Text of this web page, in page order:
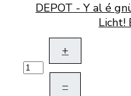
DEPOT - Y al é
Licht!
+
–